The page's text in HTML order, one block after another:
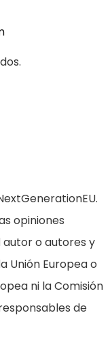
opiniones
o autores y
Unión Europea o
ni la Comisión
de